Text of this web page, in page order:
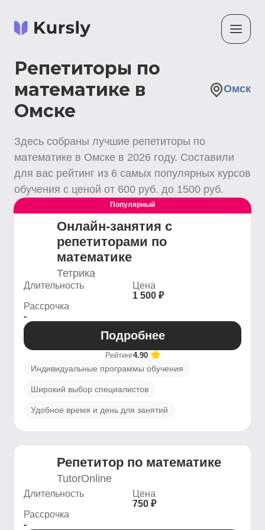
Репетиторы по
математике в
Омске
Омск
Здесь собраны лучшие репетиторы по
математике в Омске в 2026 году. Составили
для вас рейтинг из 6 самых популярных курсов
обучения с ценой от 600 руб. до 1500 руб.
Популярный
Онлайн-занятия с
репетиторами по
математике
Тетрика
Длительность
Цена
1 500 ₽
Рассрочка
-
Подробнее
Рейтинг4.90
Индивидуальные программы обучения
Широкий выбор специалистов
Удобное время и день для занятий
Репетитор по математике
TutorOnline
Длительность
Цена
750 ₽
Рассрочка
-